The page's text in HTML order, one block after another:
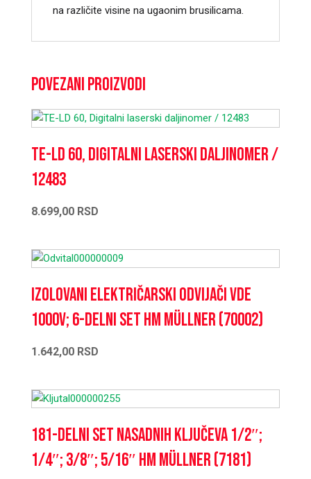
na različite visine na ugaonim brusilicama.
Povezani proizvodi
TE-LD 60, Digitalni laserski daljinomer /
12483
8.699,00 RSD
Izolovani električarski odvijači VDE
1000V; 6-delni set HM Müllner (70002)
1.642,00 RSD
181-delni set nasadnih ključeva 1/2″;
1/4″; 3/8″; 5/16″ HM Müllner (7181)